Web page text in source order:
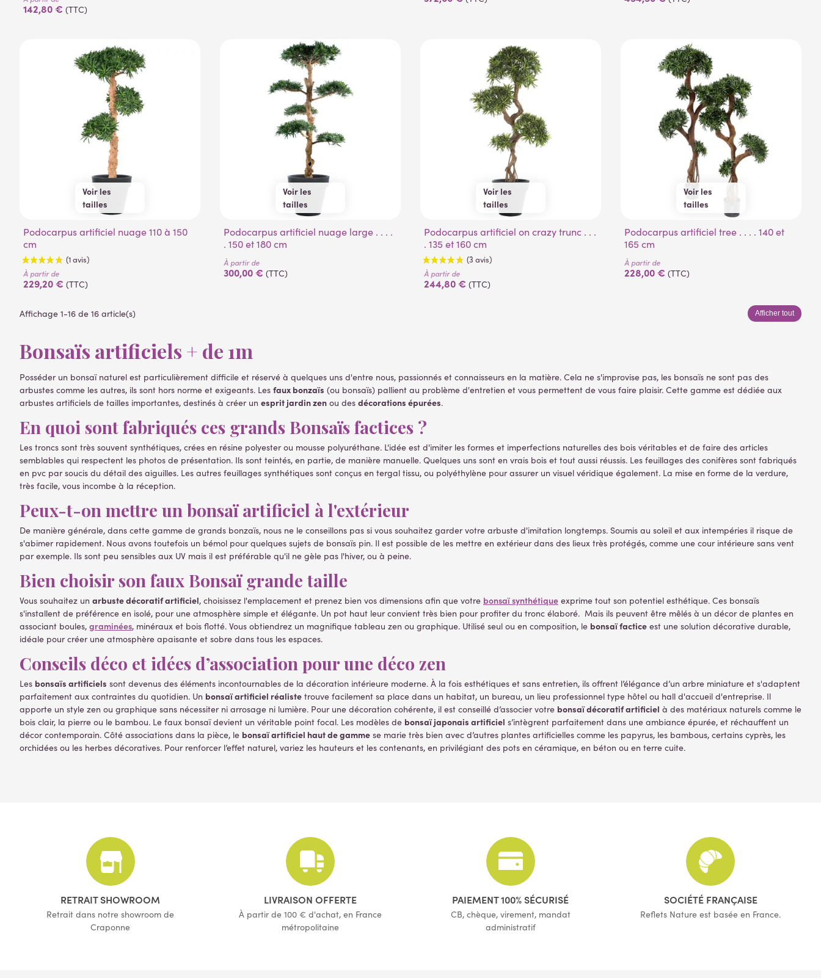
142,80 € (TTC)
Voir les
tailles
110 cm150 cm
Podocarpus artificiel nuage 110 à 150
cm
(1 avis)
À partir de
229,20 € (TTC)
Voir les
tailles
150 cm180 cm
Podocarpus artificiel nuage large . . . .
. 150 et 180 cm
À partir de
300,00 € (TTC)
Voir les
tailles
135 cm160 cm
Podocarpus artificiel on crazy trunc . . .
. 135 et 160 cm
(3 avis)
À partir de
244,80 € (TTC)
Voir les
tailles
165 cm
Podocarpus artificiel tree . . . . 140 et
165 cm
À partir de
228,00 € (TTC)
Affichage 1-16 de 16 article(s) Afficher tout
Bonsaïs artificiels + de 1m
Posséder un bonsaï naturel est particulièrement difficile et réservé à quelques uns d'entre nous, passionnés et connaisseurs en la matière. Cela ne s'improvise pas, les bonsaïs ne sont pas des
arbustes comme les autres, ils sont hors norme et exigeants. Les faux bonzaïs (ou bonsaïs) pallient au problème d'entretien et vous permettent de vous faire plaisir. Cette gamme est dédiée aux
arbustes artificiels de tailles importantes, destinés à créer un esprit jardin zen ou des décorations épurées.
En quoi sont fabriqués ces grands Bonsaïs factices ?
Les troncs sont très souvent synthétiques, crées en résine polyester ou mousse polyuréthane. L'idée est d'imiter les formes et imperfections naturelles des bois véritables et de faire des articles
semblables qui respectent les photos de présentation. Ils sont teintés, en partie, de manière manuelle. Quelques uns sont en vrais bois et tout aussi réussis. Les feuillages des conifères sont fabriqués
en pvc par soucis du détail des aiguilles. Les autres feuillages synthétiques sont conçus en tergal tissu, ou polyéthylène pour assurer un visuel véridique également. La mise en forme de la verdure,
très facile, vous incombe à la réception.
Peux-t-on mettre un bonsaï artificiel à l'extérieur
De manière générale, dans cette gamme de grands bonzaïs, nous ne le conseillons pas si vous souhaitez garder votre arbuste d'imitation longtemps. Soumis au soleil et aux intempéries il risque de
s'abimer rapidement. Nous avons toutefois un bémol pour quelques sujets de bonsaïs pin. Il est possible de les mettre en extérieur dans des lieux très protégés, comme une cour intérieure sans vent
par exemple. Ils sont peu sensibles aux UV mais il est préférable qu'il ne gèle pas l'hiver, ou à peine.
Bien choisir son faux Bonsaï grande taille
Vous souhaitez un arbuste décoratif artificiel, choisissez l'emplacement et prenez bien vos dimensions afin que votre bonsaï synthétique exprime tout son potentiel esthétique. Ces bonsaïs
s'installent de préférence en isolé, pour une atmosphère simple et élégante. Un pot haut leur convient très bien pour profiter du tronc élaboré. Mais ils peuvent être mêlés à un décor de plantes en
associant boules, graminées, minéraux et bois flotté. Vous obtiendrez un magnifique tableau zen ou graphique. Utilisé seul ou en composition, le bonsaï factice est une solution décorative durable,
idéale pour créer une atmosphère apaisante et sobre dans tous les espaces.
Conseils déco et idées d’association pour une déco zen
Les bonsaïs artificiels sont devenus des éléments incontournables de la décoration intérieure moderne. À la fois esthétiques et sans entretien, ils offrent l’élégance d’un arbre miniature et s'adaptent
parfaitement aux contraintes du quotidien. Un bonsaï artificiel réaliste trouve facilement sa place dans un habitat, un bureau, un lieu professionnel type hôtel ou hall d'accueil d'entreprise. Il
apporte un style zen ou graphique sans nécessiter ni arrosage ni lumière. Pour une décoration cohérente, il est conseillé d’associer votre bonsaï décoratif artificiel à des matériaux naturels comme le
bois clair, la pierre ou le bambou. Le faux bonsaï devient un véritable point focal. Les modèles de bonsaï japonais artificiel s’intègrent parfaitement dans une ambiance épurée, et réchauffent un
décor contemporain. Côté associations dans la pièce, le bonsaï artificiel haut de gamme se marie très bien avec d’autres plantes artificielles comme les papyrus, les bambous, certains cyprès, les
orchidées ou les herbes décoratives. Pour renforcer l’effet naturel, variez les hauteurs et les contenants, en privilégiant des pots en céramique, en béton ou en terre cuite.
RETRAIT SHOWROOM
Retrait dans notre showroom de
Craponne
LIVRAISON OFFERTE
À partir de 100 € d'achat, en France
métropolitaine
PAIEMENT 100% SÉCURISÉ
CB, chèque, virement, mandat
administratif
SOCIÉTÉ FRANÇAISE
Reflets Nature est basée en France.